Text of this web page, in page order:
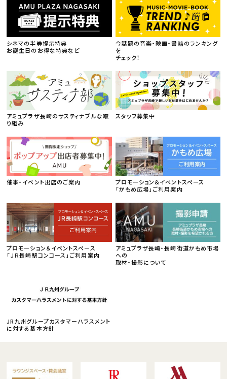
シネマの半券提示特典
お誕生日のお得な特典など
今話題の音楽・映画・書籍のランキング
を
チェック！
アミュプラザ長崎のサスティナブルな取
り組み
スタッフ募集中
催事・イベント出店のご案内
プロモーション＆イベントスペース
「かもめ広場」ご利用案内
プロモーション＆イベントスペース
「ＪＲ長崎駅コンコース」ご利用案内
アミュプラザ長崎・長崎街道かもめ市場
への
取材・撮影について
JR九州グループカスタマーハラスメント
に対する基本方針